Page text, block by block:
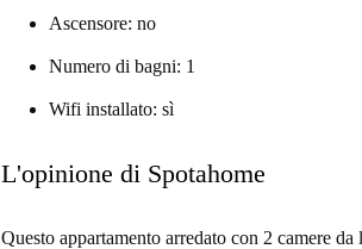
Ascensore: no
Numero di bagni: 1
Wifi installato: sì
L'opinione di Spotahome
Questo appartamento arredato con 2 camere